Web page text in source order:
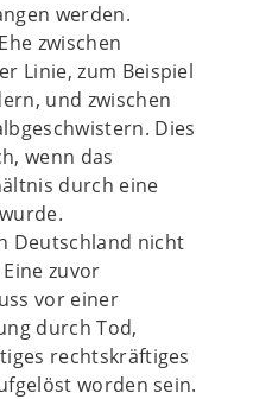
werden.
zwischen
Linie, zum Beispiel
und zwischen
Dies
wenn das
durch eine
Deutschland nicht
zuvor
vor einer
durch Tod,
rechtskräftiges
worden sein.